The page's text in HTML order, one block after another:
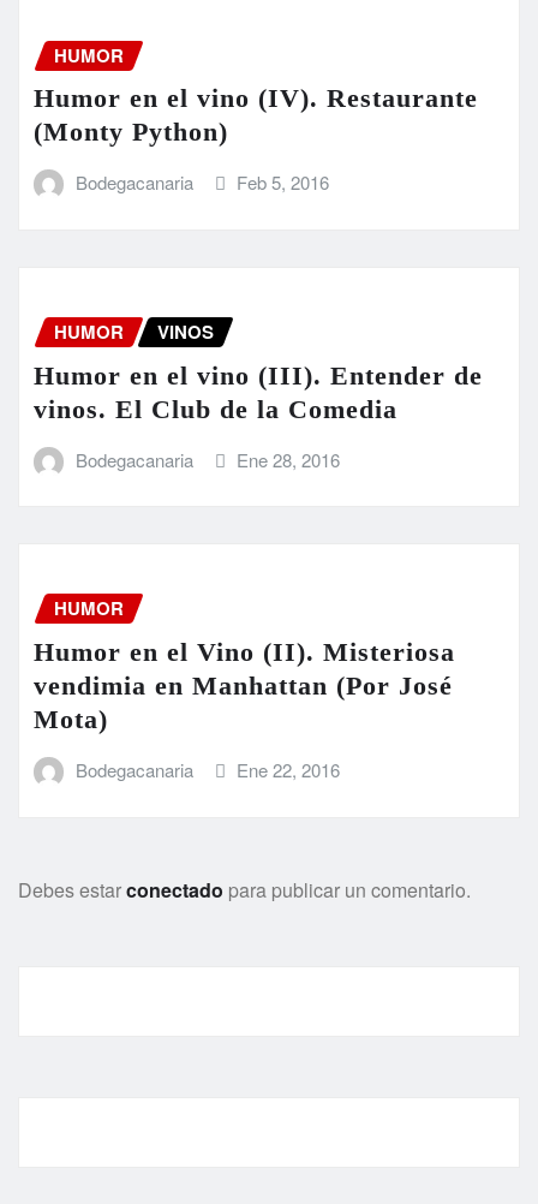
HUMOR
Humor en el vino (IV). Restaurante
(Monty Python)
Bodegacanaria Feb 5, 2016
HUMOR VINOS
Humor en el vino (III). Entender de
vinos. El Club de la Comedia
Bodegacanaria Ene 28, 2016
HUMOR
Humor en el Vino (II). Misteriosa
vendimia en Manhattan (Por José
Mota)
Bodegacanaria Ene 22, 2016
Debes estarconectado para publicar un comentario.